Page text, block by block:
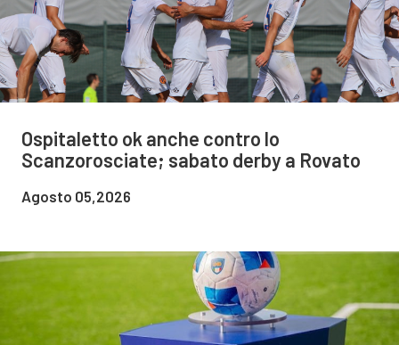
Ospitaletto ok anche contro lo
Scanzorosciate; sabato derby a Rovato
Agosto 05,2026